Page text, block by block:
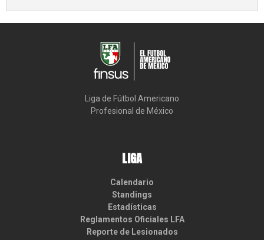
Liga de Fútbol Americano
Profesional de México
LIGA
Calendario
Standings
Estadísticas
Reglamentos Oficiales LFA
Reporte de Lesionados